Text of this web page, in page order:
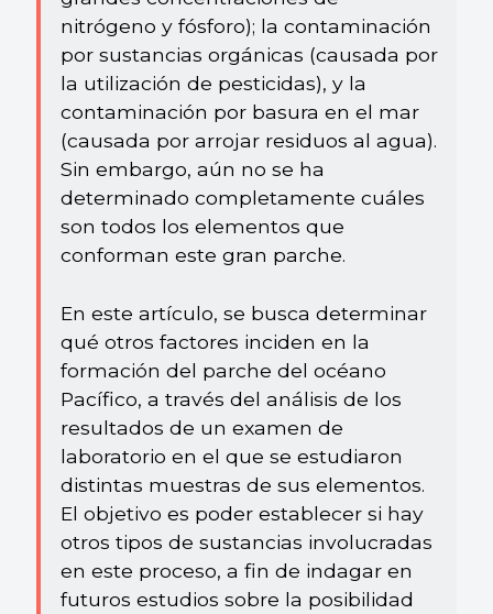
nitrógeno y fósforo); la contaminación
por sustancias orgánicas (causada por
la utilización de pesticidas), y la
contaminación por basura en el mar
(causada por arrojar residuos al agua).
Sin embargo, aún no se ha
determinado completamente cuáles
son todos los elementos que
conforman este gran parche.
En este artículo, se busca determinar
qué otros factores inciden en la
formación del parche del océano
Pacífico, a través del análisis de los
resultados de un examen de
laboratorio en el que se estudiaron
distintas muestras de sus elementos.
El objetivo es poder establecer si hay
otros tipos de sustancias involucradas
en este proceso, a fin de indagar en
futuros estudios sobre la posibilidad